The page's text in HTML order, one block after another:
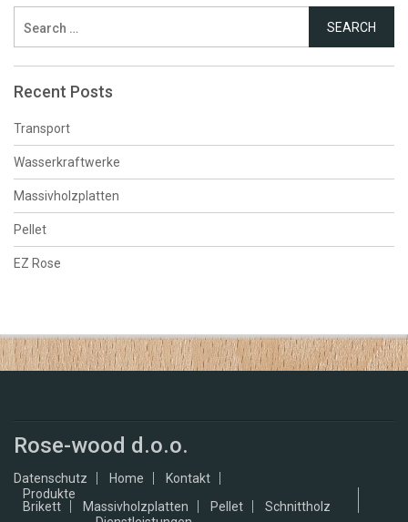
navigation
for:
Recent Posts
Transport
Wasserkraftwerke
Massivholzplatten
Pellet
EZ Rose
Rose-wood d.o.o.
Datenschutz Home
Kontakt
Produkte
Brikett
Massivholzplatten Pellet
Schnittholz